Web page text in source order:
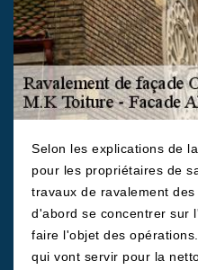
Selon les explications de
pour les propriétaires de
travaux de ravalement
d'abord se concentrer sur
faire l'objet des
qui vont servir pour la